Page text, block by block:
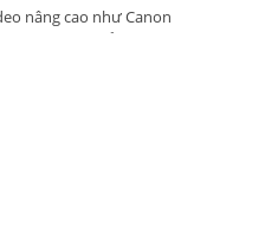
nâng cao như Canon
709, Màu giả và